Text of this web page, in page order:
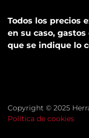
Todos los precios
en su caso,
que se indique lo
Copyright © 2025
Política de cookies